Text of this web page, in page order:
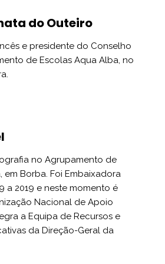
do Outeiro
e presidente do Conselho
de Escolas Aqua Alba, no
no Agrupamento de
em Borba. Foi Embaixadora
a 2019 e neste momento é
Nacional de Apoio
a Equipa de Recursos e
da Direção-Geral da